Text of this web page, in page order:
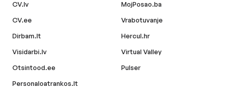
CV.lv
CV.ee
Dirbam.lt
Visidarbi.lv
Otsintood.ee
Personaloatrankos.lt
MojPosao.ba
Vrabotuvanje
Hercul.hr
Virtual Valley
Pulser